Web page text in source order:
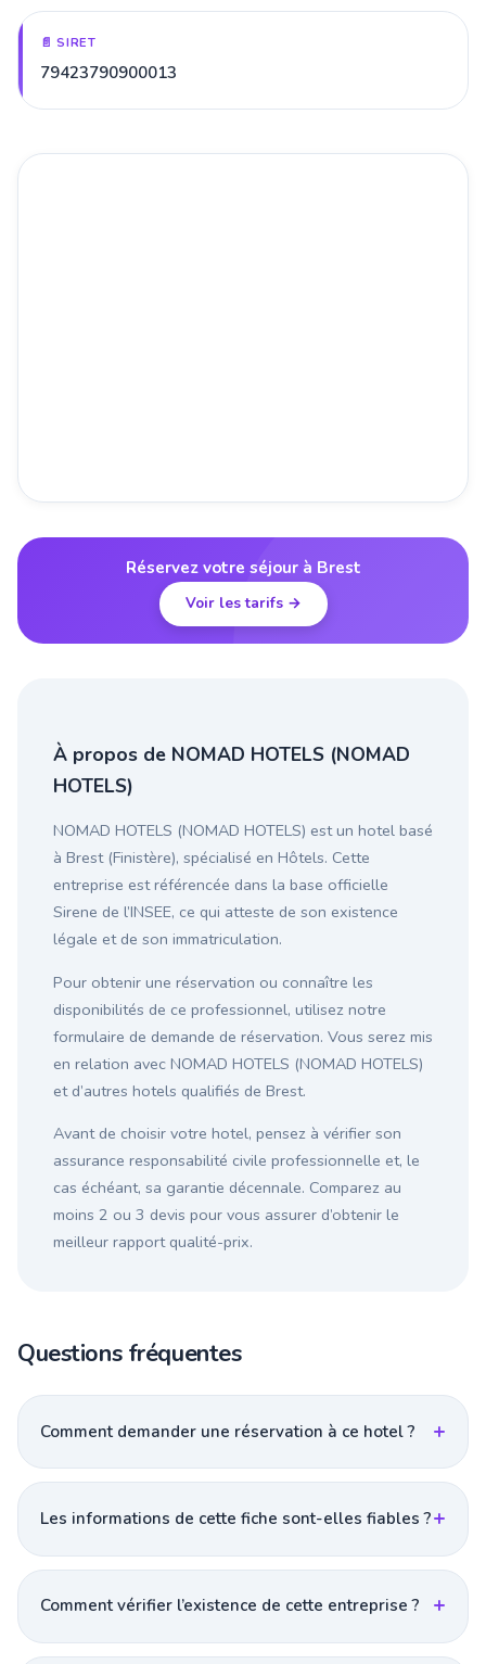
📄 SIRET
79423790900013
Réservez votre séjour à Brest
Voir les tarifs →
À propos de NOMAD HOTELS (NOMAD
HOTELS)
NOMAD HOTELS (NOMAD HOTELS) est un hotel basé
à Brest (Finistère), spécialisé en Hôtels. Cette
entreprise est référencée dans la base officielle
Sirene de l’INSEE, ce qui atteste de son existence
légale et de son immatriculation.
Pour obtenir une réservation ou connaître les
disponibilités de ce professionnel, utilisez notre
formulaire de demande de réservation. Vous serez mis
en relation avec NOMAD HOTELS (NOMAD HOTELS)
et d’autres hotels qualifiés de Brest.
Avant de choisir votre hotel, pensez à vérifier son
assurance responsabilité civile professionnelle et, le
cas échéant, sa garantie décennale. Comparez au
moins 2 ou 3 devis pour vous assurer d’obtenir le
meilleur rapport qualité-prix.
Questions fréquentes
Comment demander une réservation à ce hotel ?
Les informations de cette fiche sont-elles fiables ?
Comment vérifier l’existence de cette entreprise ?